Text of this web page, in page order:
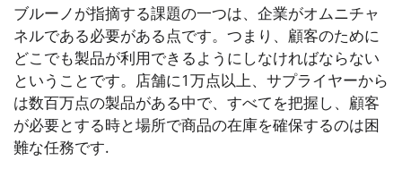
ブルーノが指摘する課題の一つは、企業がオムニチャ
ネルである必要がある点です。つまり、顧客のために
どこでも製品が利用できるようにしなければならない
ということです。店舗に1万点以上、サプライヤーから
は数百万点の製品がある中で、すべてを把握し、顧客
が必要とする時と場所で商品の在庫を確保するのは困
難な任務です.